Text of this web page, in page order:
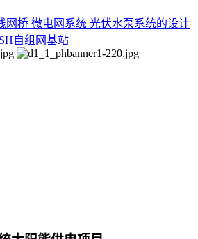
网桥 微电网系统 光伏水泵系统的设计
自组网基站